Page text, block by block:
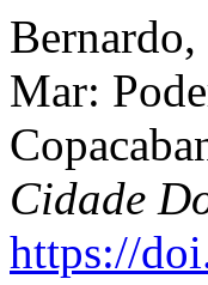
Mar:
Cidade
https://